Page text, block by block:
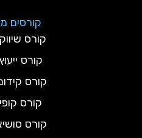
קורסים
קורס
קורס
קורס
קורס
קורס